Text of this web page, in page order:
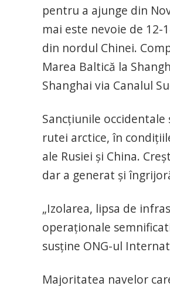
pentru a ajunge din
mai este nevoie de
din nordul Chinei.
Marea Baltică la
Shanghai via Canalul
Sancţiunile
rutei arctice, în
ale Rusiei şi China.
dar a generat şi
„Izolarea, lipsa de
operaţionale
susţine ONG-ul
Majoritatea navelor